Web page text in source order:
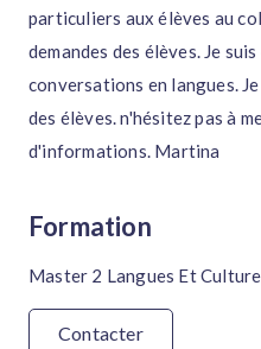
particuliers aux élèves au
demandes des élèves. Je
conversations en langues.
des élèves. n'hésitez pas à
d'informations. Martina
Formation
Master 2 Langues Et
Contacter